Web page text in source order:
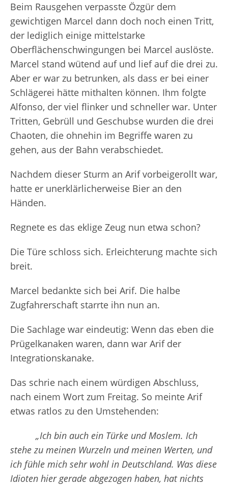
Beim Rausgehen verpasste Özgür dem
gewichtigen Marcel dann doch noch einen Tritt,
der lediglich einige mittelstarke
Oberflächenschwingungen bei Marcel auslöste.
Marcel stand wütend auf und lief auf die drei zu.
Aber er war zu betrunken, als dass er bei einer
Schlägerei hätte mithalten können. Ihm folgte
Alfonso, der viel flinker und schneller war. Unter
Tritten, Gebrüll und Geschubse wurden die drei
Chaoten, die ohnehin im Begriffe waren zu
gehen, aus der Bahn verabschiedet.
Nachdem dieser Sturm an Arif vorbeigerollt war,
hatte er unerklärlicherweise Bier an den
Händen.
Regnete es das eklige Zeug nun etwa schon?
Die Türe schloss sich. Erleichterung machte sich
breit.
Marcel bedankte sich bei Arif. Die halbe
Zugfahrerschaft starrte ihn nun an.
Die Sachlage war eindeutig: Wenn das eben die
Prügelkanaken waren, dann war Arif der
Integrationskanake.
Das schrie nach einem würdigen Abschluss,
nach einem Wort zum Freitag. So meinte Arif
etwas ratlos zu den Umstehenden:
„Ich bin auch ein Türke und Moslem. Ich
stehe zu meinen Wurzeln und meinen Werten, und
ich fühle mich sehr wohl in Deutschland. Was diese
Idioten hier gerade abgezogen haben, hat nichts